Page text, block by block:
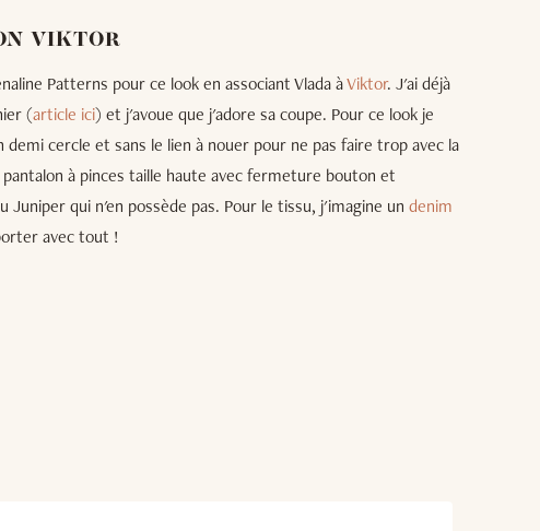
VIKTOR
Patterns pour ce look en associant Vlada àViktor. J'ai déjà
(article ici) et j'avoue que j'adore sa coupe. Pour ce look je
demi cercle et sans le lien à nouer pour ne pas faire trop avec la
à pinces taille haute avec fermeture bouton et
qui n'en possède pas. Pour le tissu, j'imagine un denim
avec tout !